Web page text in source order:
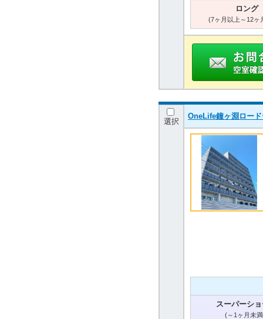
ロング
(7ヶ月以上～12ヶ
選択
OneLife鐘ヶ淵ロー
スーパーシ
(～1ヶ月未